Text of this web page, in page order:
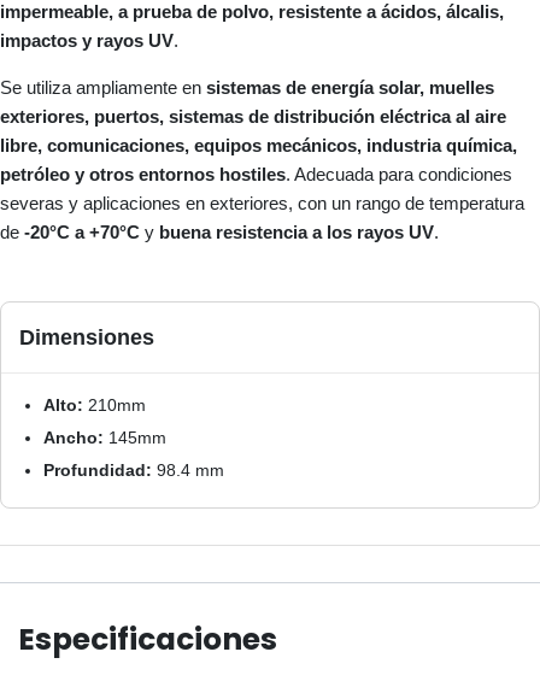
impermeable, a prueba de polvo, resistente a ácidos, álcalis,
impactos y rayos UV.
Se utiliza ampliamente en sistemas de energía solar, muelles
exteriores, puertos, sistemas de distribución eléctrica al aire
libre, comunicaciones, equipos mecánicos, industria química,
petróleo y otros entornos hostiles. Adecuada para condiciones
severas y aplicaciones en exteriores, con un rango de temperatura
de -20°C a +70°C y buena resistencia a los rayos UV.
Dimensiones
Alto: 210mm
Ancho: 145mm
Profundidad: 98.4 mm
Especificaciones